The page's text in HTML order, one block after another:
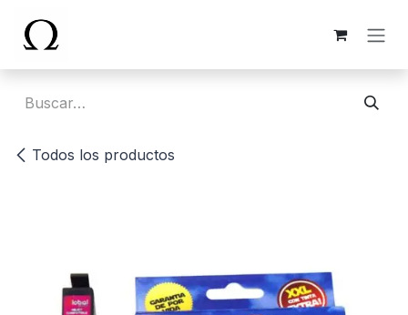
Todos los productos